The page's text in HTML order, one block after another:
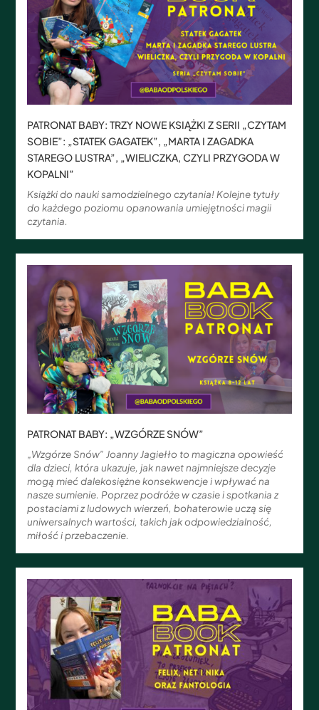
PATRONAT BABY: TRZY NOWE KSIĄŻKI Z SERII „CZYTAM
SOBIE”: „STATEK GAGATEK”, „MARTA I ZAGADKA
STAREGO LUSTRA”, „WIELICZKA, CZYLI PRZYGODA W
KOPALNI”
Książki do nauki samodzielnego czytania! Kolejne tytuły
do każdego poziomu opanowania umiejętności magii
czytania.
PATRONAT BABY: „WZGÓRZE SNÓW”
„Wzgórze Snów” Joanny Jagiełło to magiczna opowieść
dla dzieci, która ukazuje, jak nawet najmniejsze decyzje
mogą mieć dalekosiężne konsekwencje i wpływać na
nasze sumienie. Poprzez podróże w czasie i spotkania z
postaciami z ludowych wierzeń, bohaterowie uczą się
uniwersalnych wartości, takich jak odpowiedzialność,
miłość i przebaczenie.